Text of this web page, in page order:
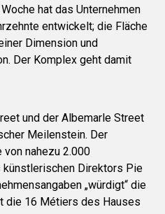
hat das Unternehmen
entwickelt; die Fläche
Dimension und
Der Komplex geht damit
und der Albemarle Street
Meilenstein. Der
nahezu 2.000
künstlerischen Direktors Pie
„würdigt“ die
die 16 Métiers des Hauses